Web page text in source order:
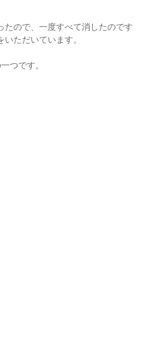
たので、一度すべて消したのです
ただいています。
つです。